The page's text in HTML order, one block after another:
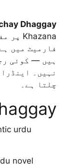
Dhaggay
فارمیٹ میں
ہیں — کوئی
چلتا ہے۔
urdu
novel